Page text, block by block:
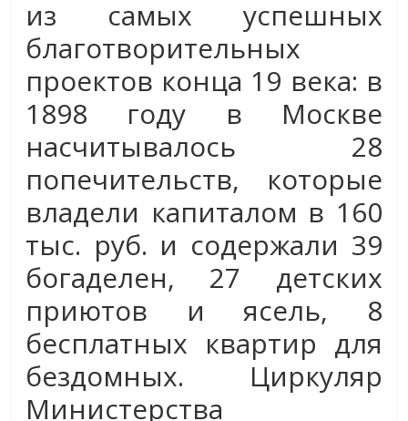
из самых успешных
благотворительных
проектов конца 19 века: в
1898 году в Москве
насчитывалось 28
попечительств, которые
владели капиталом в 160
тыс. руб. и содержали 39
богаделен, 27 детских
приютов и ясель, 8
бесплатных квартир для
бездомных. Циркуляр
Министерства